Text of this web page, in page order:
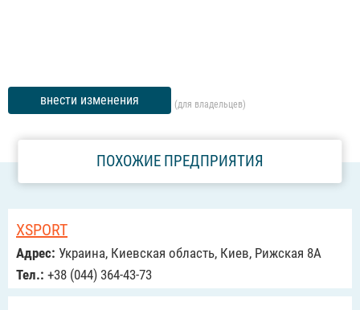
внести изменения (для владельцев)
ПОХОЖИЕ ПРЕДПРИЯТИЯ
XSPORT
Адрес: Украина, Киевская область, Киев, Рижская 8А
Тел.: +38 (044) 364-43-73